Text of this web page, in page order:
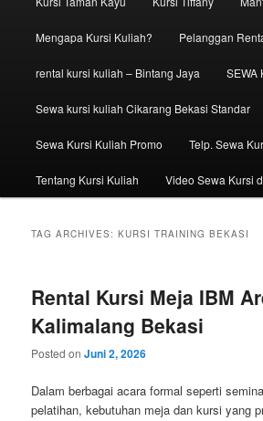
Mengapa Kursi Kuliah? Pelanggan
rental kursi kuliah – Bintang Jaya SEWA
Sewa kursi kuliah Cikarang Bekasi Standar
Sewa Kursi Kuliah Promo Telp. Sewa
Tentang Kursi Kuliah Video Sewa Kursi
TAG ARCHIVES:KURSI TRAINING BEKASI
Rental Kursi Meja IBM
Kalimalang Bekasi
Posted onJuni 2, 2026
Dalam berbagai acara formal seperti
pelatihan, kebutuhan meja dan kursi yang